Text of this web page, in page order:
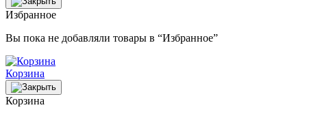
Избранное
Вы пока не добавляли товары в “Избранное”
Корзина
Корзина